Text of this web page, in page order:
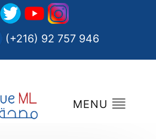
(+216) 92 757 946
MENU